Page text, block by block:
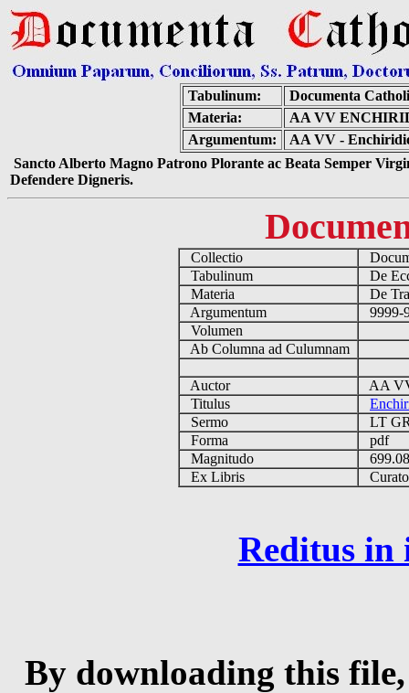
Tabulinum:
Documenta
Materia:
AA VV
Argumentum:
AA VV -
Sancto Alberto Magno Patrono Plorante ac Beata Semper
Defendere Digneris.
Collectio
Tabulinum
De
Materia
De
Argumentum
9999-
Volumen
Ab Columna ad Culumnam
Auctor
AA
Titulus
Sermo
LT
Forma
pdf
Magnitudo
Ex Libris
Reditus in
By downloading this